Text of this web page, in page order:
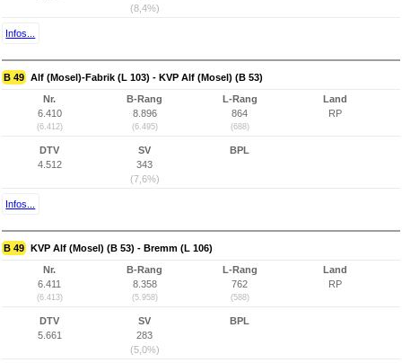
(8,4%)
Infos...
B 49 Alf (Mosel)-Fabrik (L 103) - KVP Alf (Mosel) (B 53)
Nr.
6.410
(6.412)
B-Rang
8.896
(6.495)
L-Rang
864
(688)
Land
RP
DTV
4.512
SV
343
(7,6%)
BPL
Infos...
B 49 KVP Alf (Mosel) (B 53) - Bremm (L 106)
Nr.
6.411
(6.413)
B-Rang
8.358
(5.958)
L-Rang
762
(588)
Land
RP
DTV
5.661
SV
283
(5,0%)
BPL